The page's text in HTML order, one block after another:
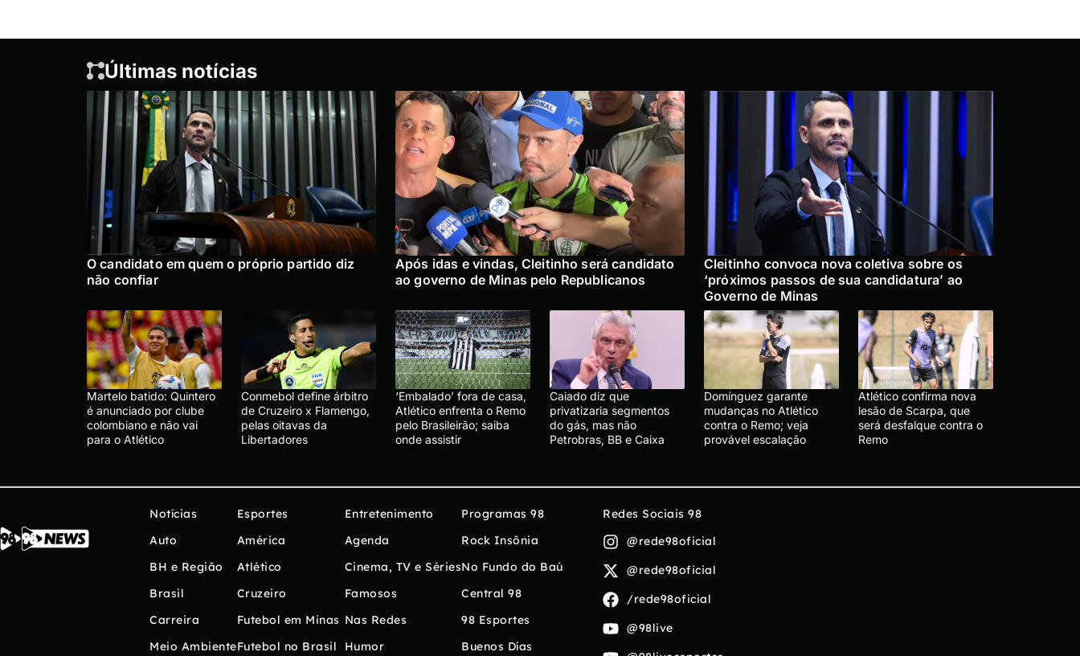
Últimas notícias
O candidato em quem o próprio partido diz
não confiar
Após idas e vindas, Cleitinho será candidato
ao governo de Minas pelo Republicanos
Cleitinho convoca nova coletiva sobre os
‘próximos passos de sua candidatura’ ao
Governo de Minas
Martelo batido: Quintero
é anunciado por clube
colombiano e não vai
para o Atlético
Conmebol define árbitro
de Cruzeiro x Flamengo,
pelas oitavas da
Libertadores
‘Embalado’ fora de casa,
Atlético enfrenta o Remo
pelo Brasileirão; saiba
onde assistir
Caiado diz que
privatizaria segmentos
do gás, mas não
Petrobras, BB e Caixa
Domínguez garante
mudanças no Atlético
contra o Remo; veja
provável escalação
Atlético confirma nova
lesão de Scarpa, que
será desfalque contra o
Remo
Notícias
Auto
BH e Região
Brasil
Carreira
Meio Ambiente
Esportes
América
Atlético
Cruzeiro
Futebol em Minas
Futebol no Brasil
Entretenimento
Agenda
Cinema, TV e Séries
Famosos
Nas Redes
Humor
Programas 98
Rock Insônia
No Fundo do Baú
Central 98
98 Esportes
Buenos Días
Redes Sociais 98
@rede98oficial
@rede98oficial
/rede98oficial
@98live